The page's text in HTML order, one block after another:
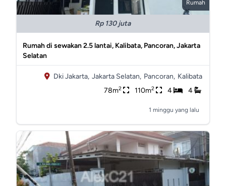
Rumah
Rp 130 juta
Rumah di sewakan 2.5 lantai, Kalibata, Pancoran, Jakarta
Selatan
Dki Jakarta, Jakarta Selatan, Pancoran, Kalibata
78m2 110m2 4 4
1 minggu yang lalu